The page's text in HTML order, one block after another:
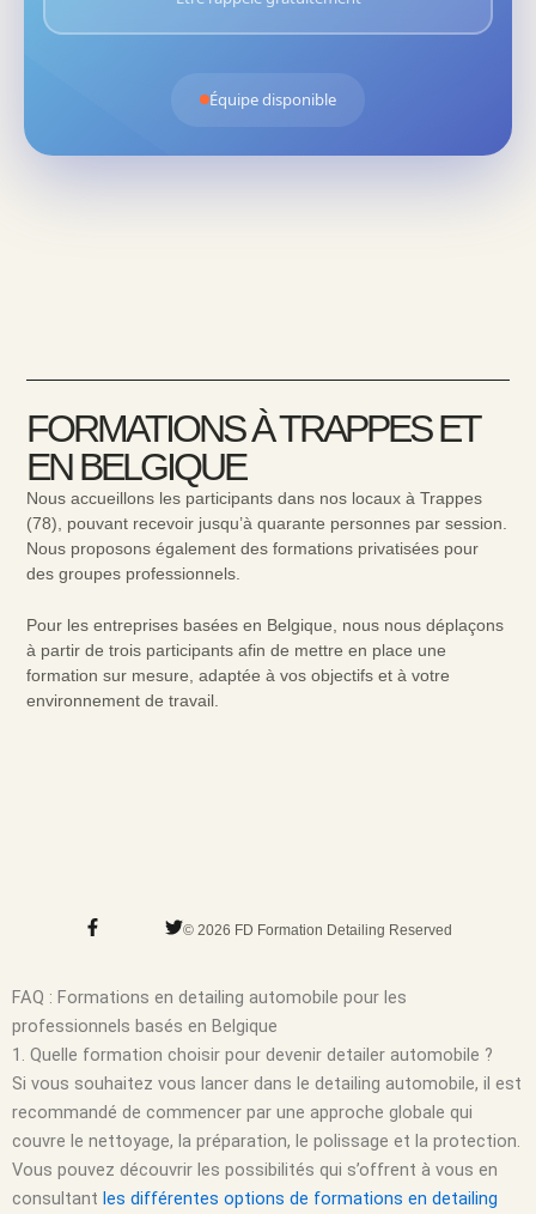
Équipe disponible
FORMATIONS À TRAPPES ET
EN BELGIQUE
Nous accueillons les participants dans nos locaux à Trappes
(78), pouvant recevoir jusqu’à quarante personnes par session.
Nous proposons également des formations privatisées pour
des groupes professionnels.
Pour les entreprises basées en Belgique, nous nous déplaçons
à partir de trois participants afin de mettre en place une
formation sur mesure, adaptée à vos objectifs et à votre
environnement de travail.
F
a
b
o
k
-
f
T
w
r
© 2026 FD Formation Detailing Reserved
FAQ : Formations en detailing automobile pour les
professionnels basés en Belgique
1. Quelle formation choisir pour devenir detailer automobile ?
Si vous souhaitez vous lancer dans le detailing automobile, il est
recommandé de commencer par une approche globale qui
couvre le nettoyage, la préparation, le polissage et la protection.
Vous pouvez découvrir les possibilités qui s’offrent à vous en
consultant les différentes options de formations en detailing